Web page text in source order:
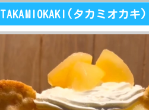
TAKAMIOKAKI(タカミオカキ)